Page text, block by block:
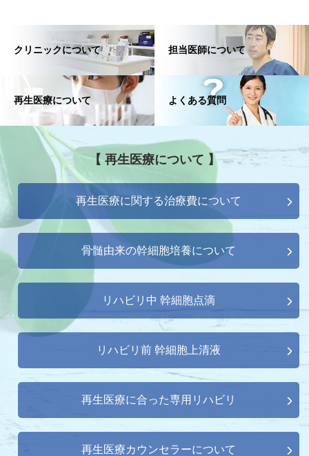
クリニックについて 担当医師について
再生医療について よくある質問
【 再生医療について 】
再生医療に関する治療費について
骨髄由来の幹細胞培養について
リハビリ中 幹細胞点滴
リハビリ前 幹細胞上清液
再生医療に合った専用リハビリ
再生医療カウンセラーについて